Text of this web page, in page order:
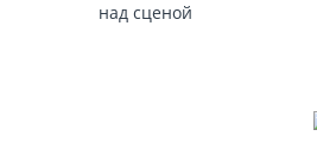
над сценой